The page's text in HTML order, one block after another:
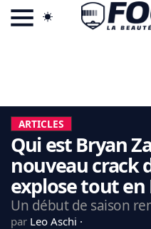
LA CHARTE
VIE PRIVÉE
CGU
CONTACTEZ-NOUS
ARTICLES
Qui est Bryan
nouveau crack
explose tout en
Un début de saison
par Leo Aschi